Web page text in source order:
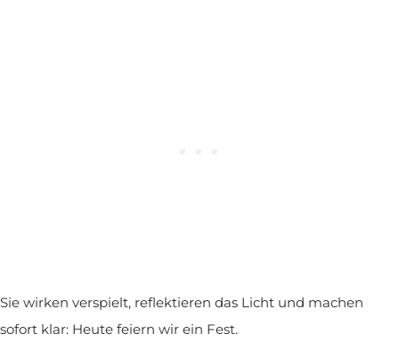
Sie wirken verspielt, reflektieren das Licht und machen
sofort klar: Heute feiern wir ein Fest.